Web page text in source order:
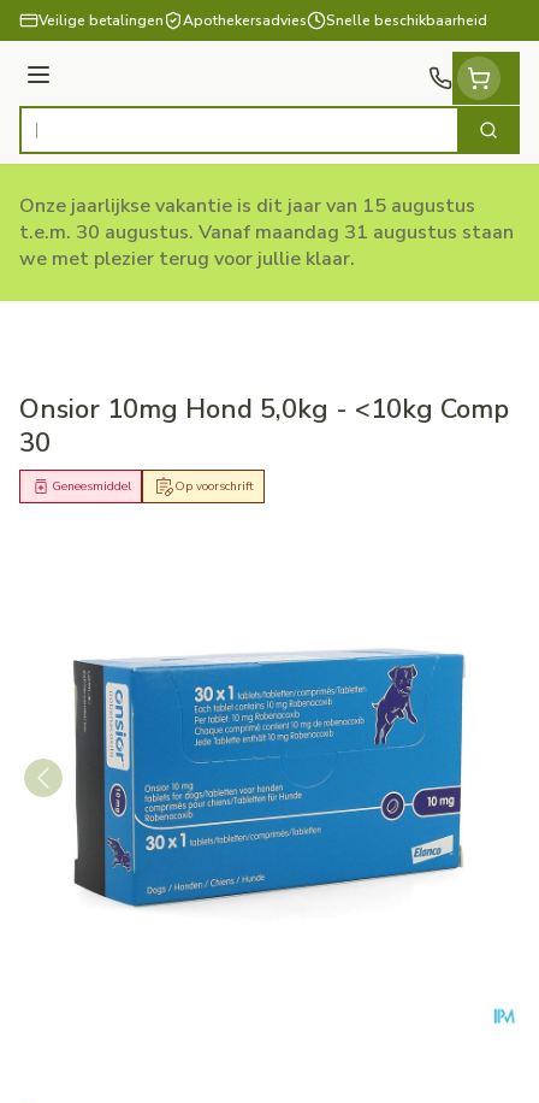
Ga naar de inhoud
Veilige betalingen Apothekersadvies Snelle beschikbaarheid
Menu
Product, merk, categorie... Zoek
Onze jaarlijkse vakantie is dit jaar van 15 augustus
t.e.m. 30 augustus. Vanaf maandag 31 augustus staan
we met plezier terug voor jullie klaar.
Onsior 10mg Hond 5,0kg - <10kg Comp
30
Op voorschrift
Geneesmiddel